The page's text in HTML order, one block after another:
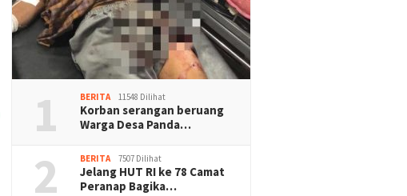
1 BERITA 11548 Dilihat
Korban serangan beruang
Warga Desa Panda…
2 BERITA 7507 Dilihat
Jelang HUT RI ke 78 Camat
Peranap Bagika…